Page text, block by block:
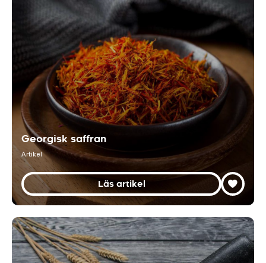
Georgisk saffran
Artikel
Läs artikel